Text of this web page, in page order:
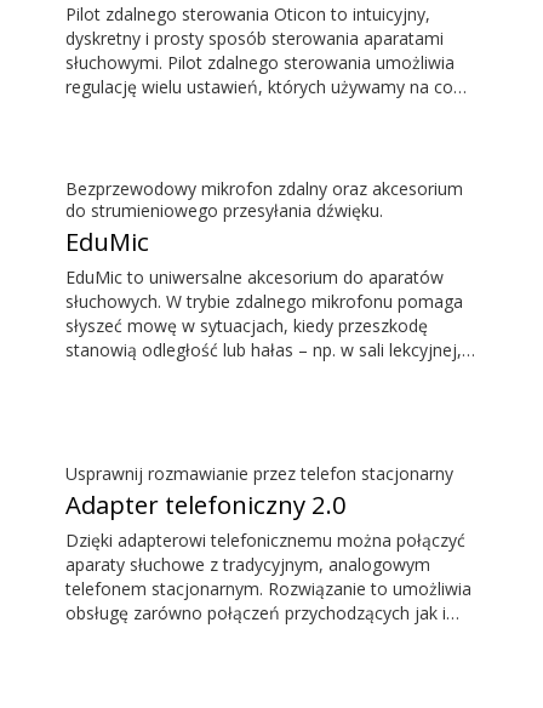
Pilot zdalnego sterowania Oticon to intuicyjny,
dyskretny i prosty sposób sterowania aparatami
słuchowymi. Pilot zdalnego sterowania umożliwia
regulację wielu ustawień, których używamy na co
Bezprzewodowy mikrofon zdalny oraz akcesorium
do strumieniowego przesyłania dźwięku.
EduMic
EduMic to uniwersalne akcesorium do aparatów
słuchowych. W trybie zdalnego mikrofonu pomaga
słyszeć mowę w sytuacjach, kiedy przeszkodę
stanowią odległość lub hałas – np. w sali lekcyjnej,
słuchowych Oticon z techniką Bluetooth. EduMic
odbiera również sygnał audio z systemów pętli
indukcyjnych w miejscach użyteczności publicznej.
Usprawnij rozmawianie przez telefon stacjonarny
Adapter telefoniczny 2.0
Dzięki adapterowi telefonicznemu można połączyć
aparaty słuchowe z tradycyjnym, analogowym
telefonem stacjonarnym. Rozwiązanie to umożliwia
obsługę zarówno połączeń przychodzących jak i